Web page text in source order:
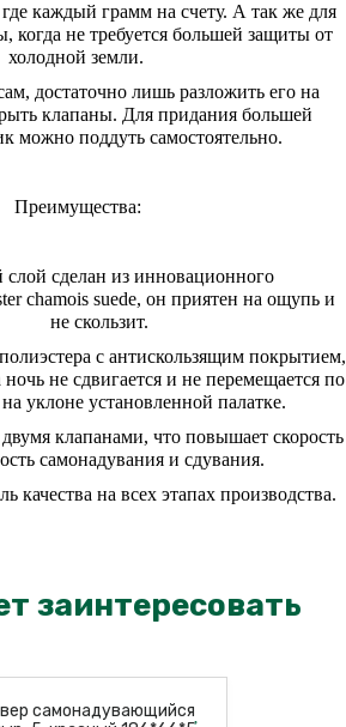
каждый грамм на счету. А так же для
когда не требуется большей защиты от
холодной земли.
достаточно лишь разложить его на
клапаны. Для придания большей
можно поддуть самостоятельно.
Преимущества:
сделан из инновационного
chamois suede, он приятен на ощупь и
не скользит.
с антискользящим покрытием,
ночь не сдвигается и не перемещается по
уклоне установленной палатке.
клапанами, что повышает скорость
самонадувания и сдувания.
качества на всех этапах производства.
заинтересовать